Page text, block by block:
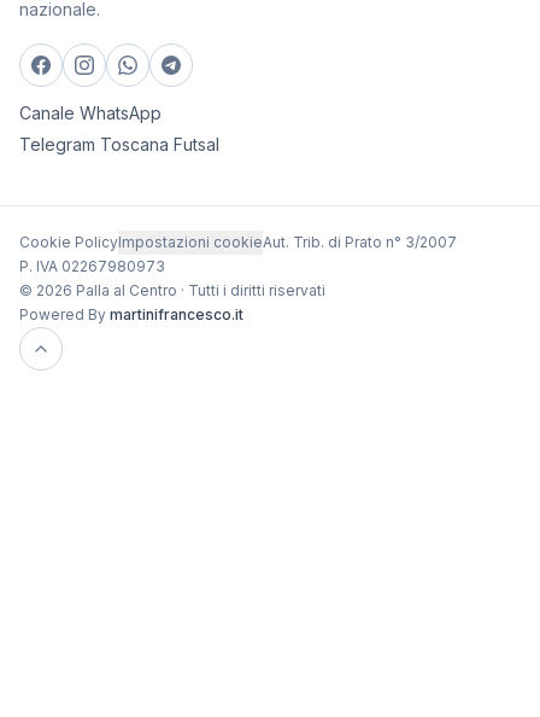
nazionale.
Canale WhatsApp
Telegram Toscana Futsal
Cookie PolicyImpostazioni cookieAut. Trib. di Prato n° 3/2007
P. IVA 02267980973
© 2026 Palla al Centro · Tutti i diritti riservati
Powered By martinifrancesco.it